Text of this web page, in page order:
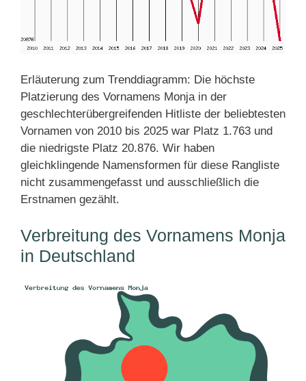
Erläuterung zum Trenddiagramm: Die höchste
Platzierung des Vornamens Monja in der
geschlechterübergreifenden Hitliste der beliebtesten
Vornamen von 2010 bis 2025 war Platz 1.763 und
die niedrigste Platz 20.876. Wir haben
gleichklingende Namensformen für diese Rangliste
nicht zusammengefasst und ausschließlich die
Erstnamen gezählt.
Verbreitung des Vornamens Monja
in Deutschland